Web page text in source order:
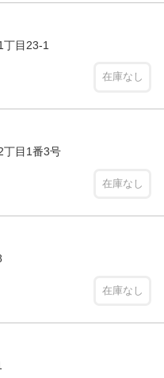
目23-1
在庫なし
目1番3号
在庫なし
在庫なし